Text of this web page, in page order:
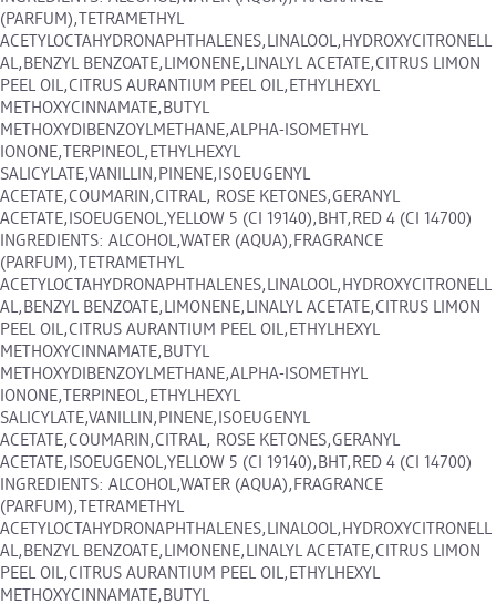
(PARFUM),TETRAMETHYL
ACETYLOCTAHYDRONAPHTHALENES,LINALOOL,HYDROXYCITRONELL
AL,BENZYL BENZOATE,LIMONENE,LINALYL ACETATE,CITRUS LIMON
PEEL OIL,CITRUS AURANTIUM PEEL OIL,ETHYLHEXYL
METHOXYCINNAMATE,BUTYL
METHOXYDIBENZOYLMETHANE,ALPHA-ISOMETHYL
IONONE,TERPINEOL,ETHYLHEXYL
SALICYLATE,VANILLIN,PINENE,ISOEUGENYL
ACETATE,COUMARIN,CITRAL, ROSE KETONES,GERANYL
ACETATE,ISOEUGENOL,YELLOW 5 (CI 19140),BHT,RED 4 (CI 14700)
INGREDIENTS: ALCOHOL,WATER (AQUA),FRAGRANCE
(PARFUM),TETRAMETHYL
ACETYLOCTAHYDRONAPHTHALENES,LINALOOL,HYDROXYCITRONELL
AL,BENZYL BENZOATE,LIMONENE,LINALYL ACETATE,CITRUS LIMON
PEEL OIL,CITRUS AURANTIUM PEEL OIL,ETHYLHEXYL
METHOXYCINNAMATE,BUTYL
METHOXYDIBENZOYLMETHANE,ALPHA-ISOMETHYL
IONONE,TERPINEOL,ETHYLHEXYL
SALICYLATE,VANILLIN,PINENE,ISOEUGENYL
ACETATE,COUMARIN,CITRAL, ROSE KETONES,GERANYL
ACETATE,ISOEUGENOL,YELLOW 5 (CI 19140),BHT,RED 4 (CI 14700)
INGREDIENTS: ALCOHOL,WATER (AQUA),FRAGRANCE
(PARFUM),TETRAMETHYL
ACETYLOCTAHYDRONAPHTHALENES,LINALOOL,HYDROXYCITRONELL
AL,BENZYL BENZOATE,LIMONENE,LINALYL ACETATE,CITRUS LIMON
PEEL OIL,CITRUS AURANTIUM PEEL OIL,ETHYLHEXYL
METHOXYCINNAMATE,BUTYL